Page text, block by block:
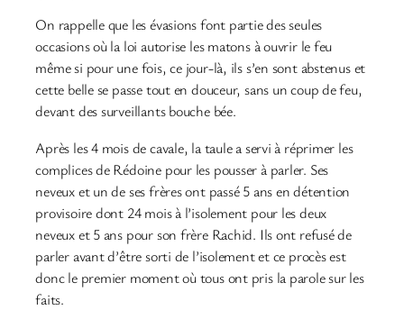
On rappelle que les évasions font partie des seules
occasions où la loi autorise les matons à ouvrir le feu
même si pour une fois, ce jour-là, ils s’en sont abstenus et
cette belle se passe tout en douceur, sans un coup de feu,
devant des surveillants bouche bée.
Après les 4 mois de cavale, la taule a servi à réprimer les
complices de Rédoine pour les pousser à parler. Ses
neveux et un de ses frères ont passé 5 ans en détention
provisoire dont 24 mois à l’isolement pour les deux
neveux et 5 ans pour son frère Rachid. Ils ont refusé de
parler avant d’être sorti de l’isolement et ce procès est
donc le premier moment où tous ont pris la parole sur les
faits.